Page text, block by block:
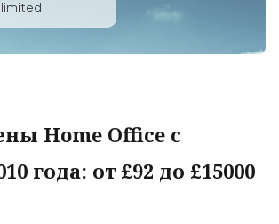
Home Office с
года: от £92 до £15000